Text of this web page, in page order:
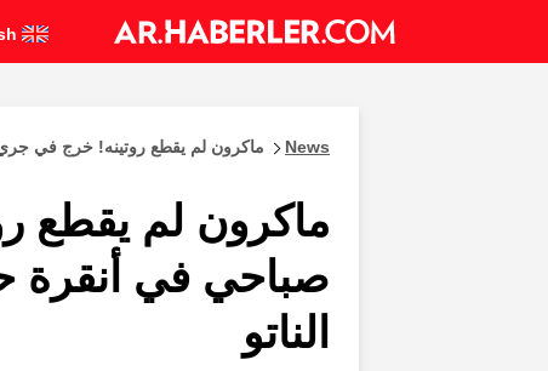
News ماكرون لم يقطع روتينه! خرج في
ماكرون لم يقطع
صباحي في
الناتو